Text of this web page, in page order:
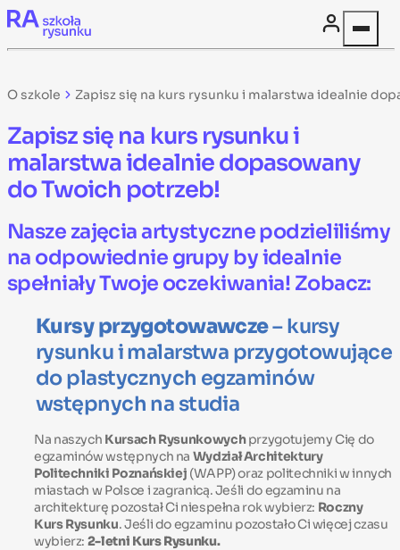
Skip to content
O szkole Zapisz się na kurs rysunku i malarstwa idealnie
Zapisz się na kurs rysunku i
malarstwa idealnie dopasowany
do Twoich potrzeb!
Nasze zajęcia artystyczne podzieliliśmy
na odpowiednie grupy by idealnie
spełniały Twoje oczekiwania! Zobacz:
Kursy przygotowawcze– kursy
rysunku i malarstwa przygotowujące
do plastycznych egzaminów
wstępnych na studia
Na naszych Kursach Rysunkowychprzygotujemy Cię do
egzaminów wstępnych na Wydział Architektury
Politechniki Poznańskiej (WAPP) oraz politechniki w innych
miastach w Polsce i zagranicą. Jeśli do egzaminu na
architekturę pozostał Ci niespełna rok wybierz: Roczny
Kurs Rysunku. Jeśli do egzaminu pozostało Ci więcej czasu
wybierz: 2-letni Kurs Rysunku.